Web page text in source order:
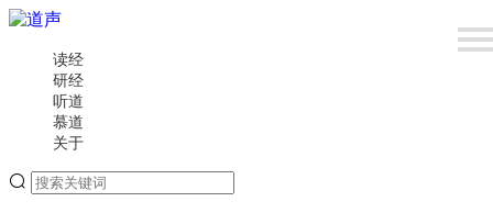
读经
研经
听道
慕道
关于